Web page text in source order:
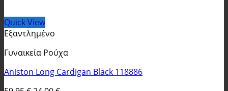
Quick View
Εξαντλημένο
Γυναικεία Ρούχα
Aniston Long Cardigan Black 118886